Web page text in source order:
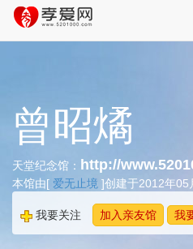
曾昭燏
天堂纪念馆： http://
本馆由[ 爱无止境 ]创建于2012年05
我要关注 加入亲友馆 我